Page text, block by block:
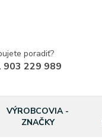
poradiť?
903 229 989
VÝROBCOVIA -
ZNAČKY